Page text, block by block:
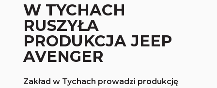
W TYCHACH
RUSZYŁA
PRODUKCJA JEEP
AVENGER
Zakład w Tychach prowadzi produkcję